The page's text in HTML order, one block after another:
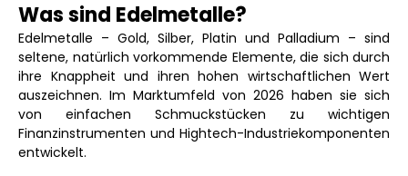
Was sind Edelmetalle?
Edelmetalle – Gold, Silber, Platin und Palladium – sind
seltene, natürlich vorkommende Elemente, die sich durch
ihre Knappheit und ihren hohen wirtschaftlichen Wert
auszeichnen. Im Marktumfeld von 2026 haben sie sich
von einfachen Schmuckstücken zu wichtigen
Finanzinstrumenten und Hightech-Industriekomponenten
entwickelt.